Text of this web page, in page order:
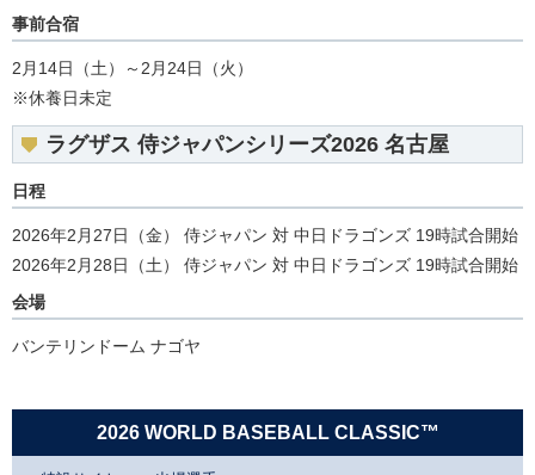
事前合宿
2月14日（土）～2月24日（火）
※休養日未定
ラグザス 侍ジャパンシリーズ2026 名古屋
日程
2026年2月27日（金） 侍ジャパン 対 中日ドラゴンズ 19時試合開始
2026年2月28日（土） 侍ジャパン 対 中日ドラゴンズ 19時試合開始
会場
バンテリンドーム ナゴヤ
2026 WORLD BASEBALL CLASSIC™